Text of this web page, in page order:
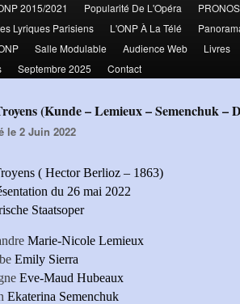
2015/2021
Popularité De L'Opéra
Lyriques Parisiens
L'ONP À La Télé
Salle Modulable Audience Web Livres
Septembre 2025 Contact
(Kunde – Lemieux – Semenchuk
le 2 Juin 2022
( Hector Berlioz – 1863)
du 26 mai 2022
Staatsoper
Marie-Nicole Lemieux
Emily Sierra
Eve-Maud Hubeaux
Ekaterina Semenchuk